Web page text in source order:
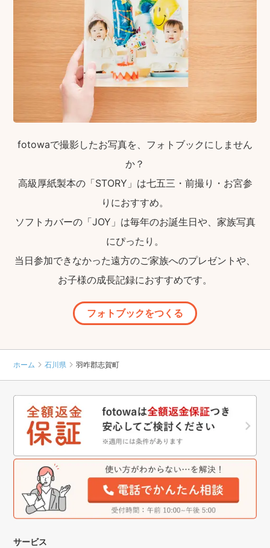
fotowaで撮影したお写真を、フォトブックにしません
か？
高級厚紙製本の「STORY」は七五三・前撮り・お宮参
りにおすすめ。
ソフトカバーの「JOY」は毎年のお誕生日や、家族写真
にぴったり。
当日参加できなかった遠方のご家族へのプレゼントや、
お子様の成長記録におすすめです。
フォトブックをつくる
ホーム 石川県 羽咋郡志賀町
サービス